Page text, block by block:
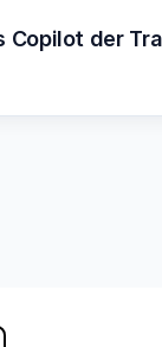
Copilot der